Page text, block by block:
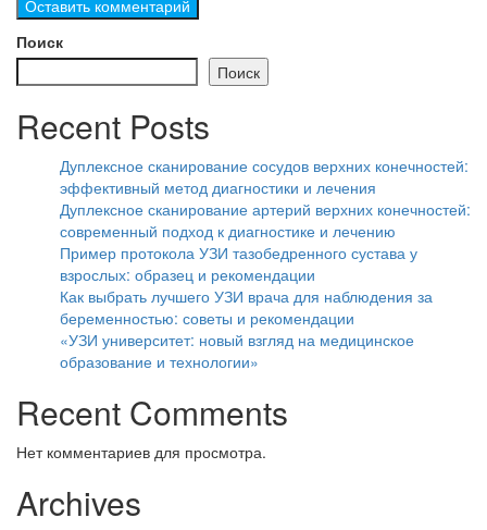
Поиск
Поиск
Recent Posts
Дуплексное сканирование сосудов верхних конечностей:
эффективный метод диагностики и лечения
Дуплексное сканирование артерий верхних конечностей:
современный подход к диагностике и лечению
Пример протокола УЗИ тазобедренного сустава у
взрослых: образец и рекомендации
Как выбрать лучшего УЗИ врача для наблюдения за
беременностью: советы и рекомендации
«УЗИ университет: новый взгляд на медицинское
образование и технологии»
Recent Comments
Нет комментариев для просмотра.
Archives